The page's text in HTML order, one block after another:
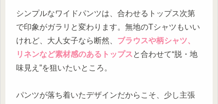
シンプルなワイドパンツは、合わせるトップス次第
で印象がガラリと変わります。無地のTシャツもいい
けれど、大人女子なら断然、 ブラウスや柄シャツ、
リネンなど素材感のあるトップス と合わせて“脱・地
味見え”を狙いたいところ。
パンツが落ち着いたデザインだからこそ、少し主張